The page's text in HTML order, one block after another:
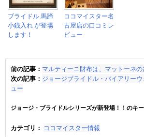
ブライドル 馬蹄
小銭入れ が登場
します！
ココマイスター名
古屋店の口コミレ
ビュー
前の記事： マルティーニ財布は、マットーネ
次の記事： ジョージブライドル・バイアリー
ュー
ジョージ・ブライドルシリーズが新登場！！のキ
カテゴリ： ココマイスター情報